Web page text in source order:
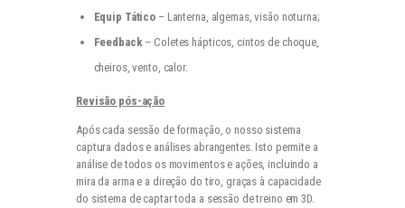
Equip Tático – Lanterna, algemas, visão noturna;
Feedback– Coletes hápticos, cintos de choque,
cheiros, vento, calor.
Revisão pós-ação
Após cada sessão de formação, o nosso sistema
captura dados e análises abrangentes. Isto permite a
análise de todos os movimentos e ações, incluindo a
mira da arma e a direção do tiro, graças à capacidade
do sistema de captar toda a sessão de treino em 3D.